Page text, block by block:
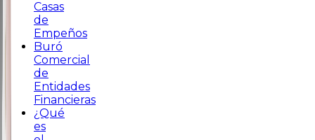
Casas
de
Empeños
Buró
Comercial
de
Entidades
Financieras
¿Qué
es